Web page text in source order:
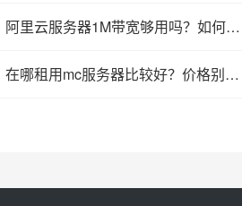
阿里云服务器1M带宽够用吗？如何判断是否需要升级公网带宽
在哪租用mc服务器比较好？价格别太贵